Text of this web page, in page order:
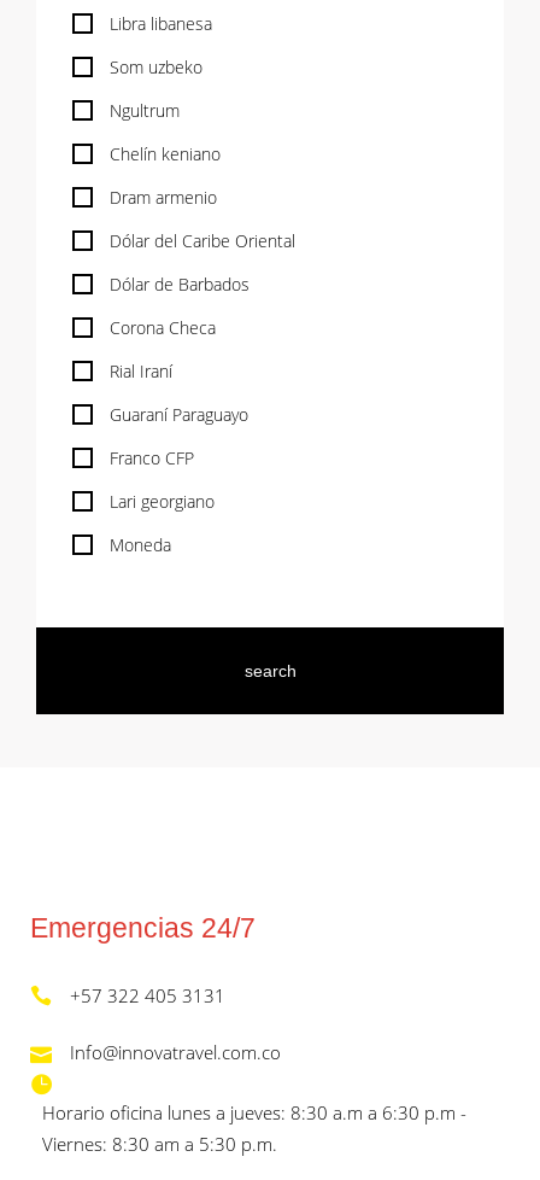
Libra libanesa
Som uzbeko
Ngultrum
Chelín keniano
Dram armenio
Dólar del Caribe Oriental
Dólar de Barbados
Corona Checa
Rial Iraní
Guaraní Paraguayo
Franco CFP
Lari georgiano
Moneda
Emergencias 24/7
+57 322 405 3131
Info@innovatravel.com.co
Horario oficina lunes a jueves: 8:30 a.m a 6:30 p.m -
Viernes: 8:30 am a 5:30 p.m.